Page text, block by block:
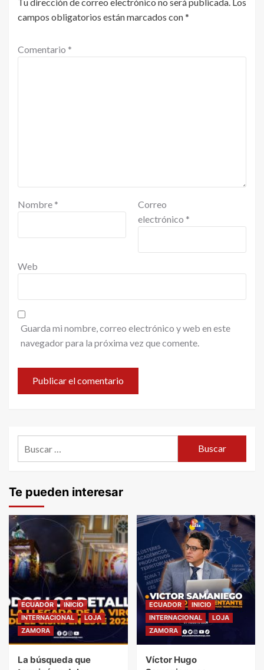
campos obligatorios están marcados con*
Comentario *
Nombre *
Correo
electrónico *
Web
Guarda mi nombre, correo electrónico y web en este
navegador para la próxima vez que comente.
Te pueden interesar
ECUADOR
INICIO
INTERNACIONAL
LOJA
ZAMORA
La búsqueda que
ECUADOR
INICIO
INTERNACIONAL
LOJA
ZAMORA
Víctor Hugo